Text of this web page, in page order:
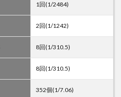
1回(1/2484)
2回(1/1242)
8回(1/310.5)
8回(1/310.5)
352個(1/7.06)